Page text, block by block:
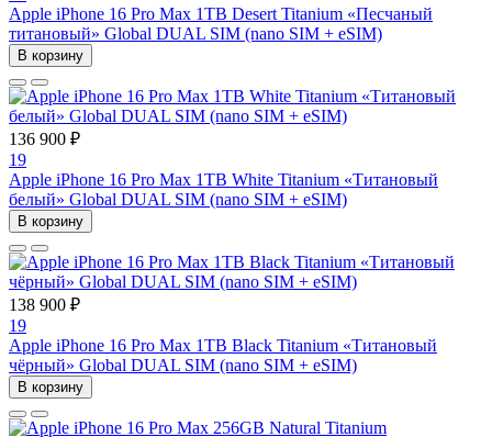
Apple iPhone 16 Pro Max 1TB Desert Titanium «Песчаный
титановый» Global DUAL SIM (nano SIM + eSIM)
В корзину
136 900 ₽
19
Apple iPhone 16 Pro Max 1TB White Titanium «Титановый
белый» Global DUAL SIM (nano SIM + eSIM)
В корзину
138 900 ₽
19
Apple iPhone 16 Pro Max 1TB Black Titanium «Титановый
чёрный» Global DUAL SIM (nano SIM + eSIM)
В корзину